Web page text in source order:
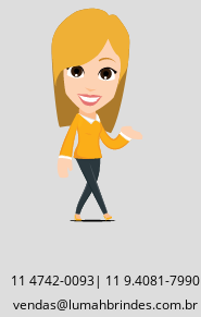
11 4742-0093| 11 9.4081-7990
vendas@lumahbrindes.com.br